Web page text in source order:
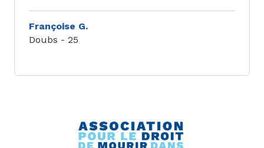
Françoise G.
Doubs - 25